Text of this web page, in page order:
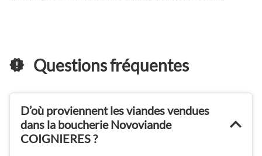
Questions fréquentes
D’où proviennent les viandes vendues
dans la boucherie Novoviande
COIGNIERES ?